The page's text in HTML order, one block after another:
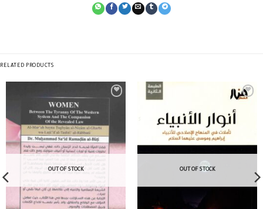
RELATED PRODUCTS
OUT OF STOCK OUT OF STOCK